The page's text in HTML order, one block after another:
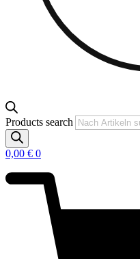
Products search
0,00 € 0